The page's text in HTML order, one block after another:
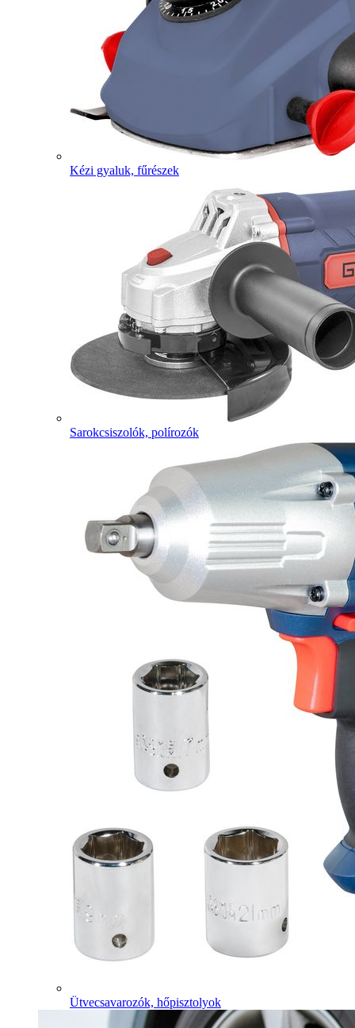
Kézi gyaluk, fűrészek
Sarokcsiszolók, polírozók
Ütvecsavarozók, hőpisztolyok